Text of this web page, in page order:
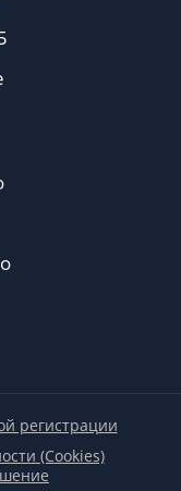
(Cookies)
регистрации